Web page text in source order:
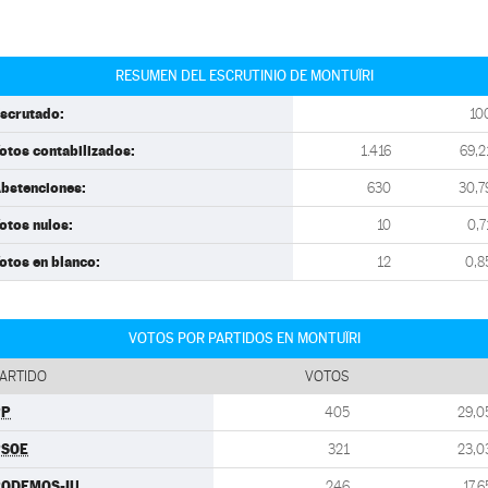
RESUMEN DEL ESCRUTINIO DE MONTUÏRI
contabilizados: 1.416
630
nulos: 10
en blanco: 12
VOTOS POR PARTIDOS EN MONTUÏRI
VOTOS
405
321